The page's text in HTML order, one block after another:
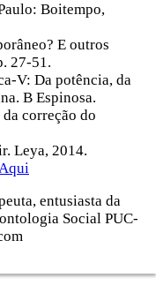
Boitempo,
E outros
27-51.
V: Da potência, da
B Espinosa.
correção do
Leya, 2014.
entusiasta da
Social PUC-